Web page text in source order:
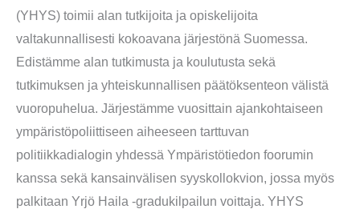
(YHYS) toimii alan tutkijoita ja opiskelijoita
valtakunnallisesti kokoavana järjestönä Suomessa.
Edistämme alan tutkimusta ja koulutusta sekä
tutkimuksen ja yhteiskunnallisen päätöksenteon välistä
vuoropuhelua. Järjestämme vuosittain ajankohtaiseen
ympäristöpoliittiseen aiheeseen tarttuvan
politiikkadialogin yhdessä Ympäristötiedon foorumin
kanssa sekä kansainvälisen syyskollokvion, jossa myös
palkitaan Yrjö Haila -gradukilpailun voittaja. YHYS